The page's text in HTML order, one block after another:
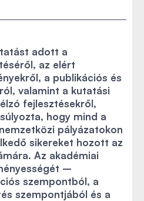
adott a
az elért
a publikációs és
valamint a kutatási
fejlesztésekről,
hogy mind a
pályázatokon
sikereket hozott az
Az akadémiai
–
szempontból, a
szempontjából és a